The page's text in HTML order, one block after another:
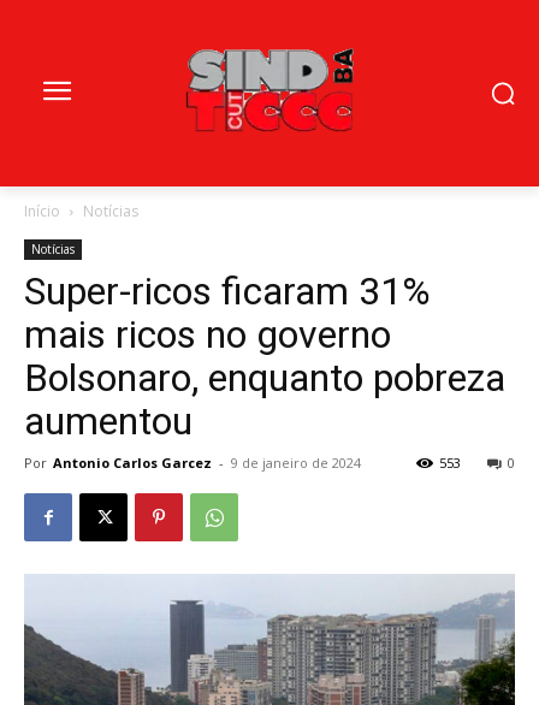
Início Notícias
Notícias
Super-ricos ficaram 31%
mais ricos no governo
Bolsonaro, enquanto pobreza
aumentou
Por Antonio Carlos Garcez - 9 de janeiro de 2024 0
553